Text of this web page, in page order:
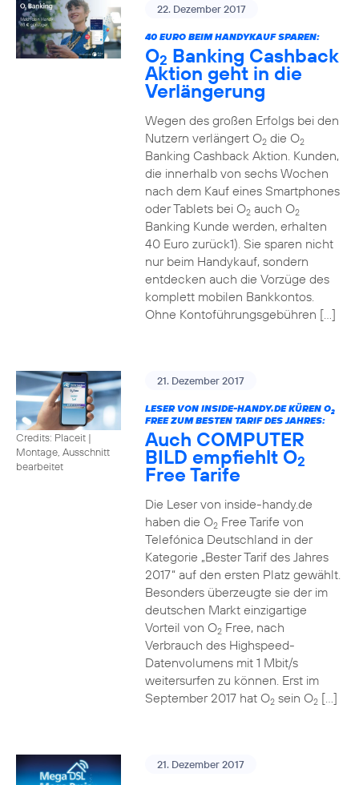
22. Dezember 2017
40 EURO BEIM HANDYKAUF SPAREN:
O2 Banking Cashback
Aktion geht in die
Verlängerung
Wegen des großen Erfolgs bei den
Nutzern verlängert O2die O2
Banking Cashback Aktion. Kunden,
die innerhalb von sechs Wochen
nach dem Kauf eines Smartphones
oder Tablets bei O2auch O2
Banking Kunde werden, erhalten
40 Euro zurück1). Sie sparen nicht
nur beim Handykauf, sondern
entdecken auch die Vorzüge des
komplett mobilen Bankkontos.
Ohne Kontoführungsgebühren […]
Credits: Placeit |
Montage, Ausschnitt
bearbeitet
21. Dezember 2017
LESER VON INSIDE-HANDY.DE KÜREN O2
FREE ZUM BESTEN TARIF DES JAHRES:
Auch COMPUTER
BILD empfiehlt O2
Free Tarife
Die Leser von inside-handy.de
haben die O2Free Tarife von
Telefónica Deutschland in der
Kategorie „Bester Tarif des Jahres
2017“ auf den ersten Platz gewählt.
Besonders überzeugte sie der im
deutschen Markt einzigartige
Vorteil von O2Free, nach
Verbrauch des Highspeed-
Datenvolumens mit 1 Mbit/s
weitersurfen zu können. Erst im
September 2017 hat O2sein O2[…]
21. Dezember 2017